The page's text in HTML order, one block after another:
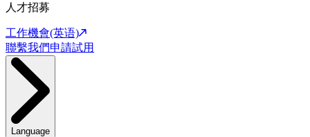
人才招募
工作機會(英语)
聯繫我們申請試用
Language